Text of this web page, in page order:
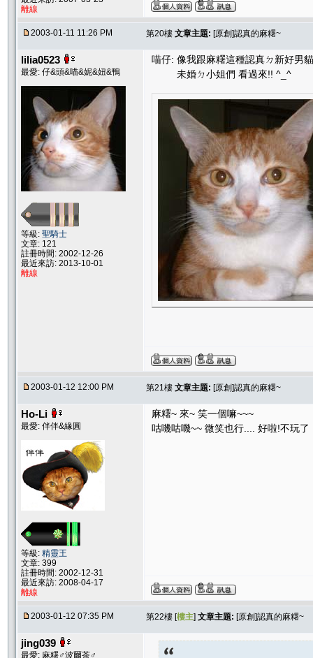
離線
2003-01-11 11:26 PM 第20樓 文章主題: [原創]認真的麻糬~
lilia0523
最愛: 仔&頭&喵&妮&妞&鴨
等級: 聖騎士
文章: 121
註冊時間: 2002-12-26
最近來訪: 2013-10-01
離線
喵仔: 像我跟麻糬這種認真ㄉ新好男
未婚ㄉ小姐們 看過來!! ^_^
2003-01-12 12:00 PM 第21樓 文章主題: [原創]認真的麻糬~
Ho-Li
最愛: 伴伴&緣圓
等級: 精靈王
文章: 399
註冊時間: 2002-12-31
最近來訪: 2008-04-17
離線
麻糬~ 來~ 笑一個嘛~~~
咕嘰咕嘰~~ 微笑也行.... 好啦!不玩了
2003-01-12 07:35 PM 第22樓 [樓主] 文章主題: [原創]認真的麻糬~
jing039
最愛: 麻糬♂波爾茶♂